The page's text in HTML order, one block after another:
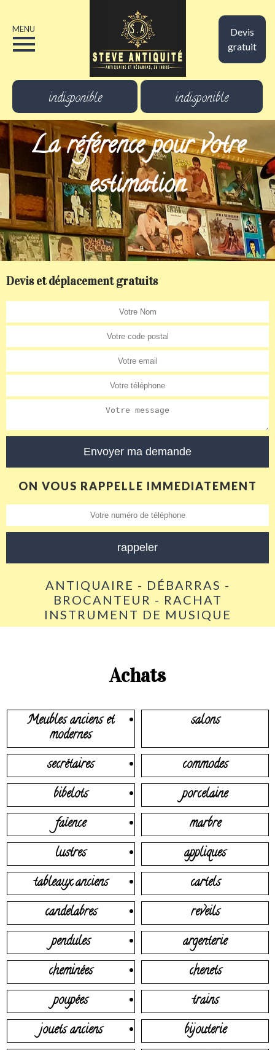
Devis
gratuit
MENU
indisponible indisponible
La référence pour votre
estimation
Devis et déplacement gratuits
ON VOUS RAPPELLE IMMEDIATEMENT
ANTIQUAIRE - DÉBARRAS -
BROCANTEUR - RACHAT
INSTRUMENT DE MUSIQUE
Achats
Meubles anciens et
modernes
salons
secrétaires
commodes
bibelots
porcelaine
faïence
marbre
lustres
appliques
tableaux anciens
cartels
candelabres
reveils
pendules
argenterie
cheminées
chenets
poupées
trains
jouets anciens
bijouterie